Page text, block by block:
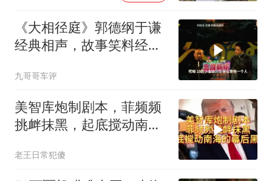
《大相径庭》郭德纲于谦
经典相声，故事笑料经典
九哥哥车评
美智库炮制剧本，菲频频
挑衅抹黑，起底搅动南海
老王日常犯傻